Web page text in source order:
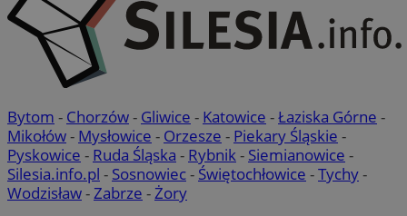
Bytom - Chorzów- Gliwice - Katowice -Łaziska Górne -
Mikołów- Mysłowice - Orzesze - Piekary Śląskie -
Pyskowice - Ruda Śląska - Rybnik- Siemianowice -
Silesia.info.pl - Sosnowiec- Świętochłowice -Tychy-
Wodzisław-Zabrze -Żory